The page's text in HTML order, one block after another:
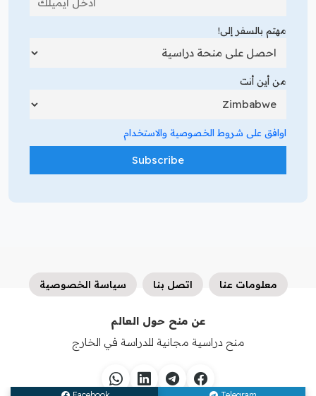
مهتم بالسفر إلى!
من أين أنت
اوافق على شروط الخصوصية والاستخدام
معلومات عنا اتصل بنا سياسة الخصوصية
عن منح حول العالم
منح دراسية مجانية للدراسة في الخارج